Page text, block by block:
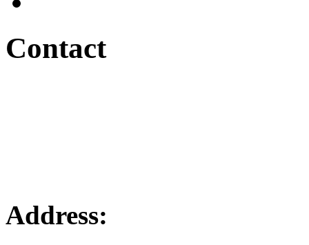
Contact
Address: